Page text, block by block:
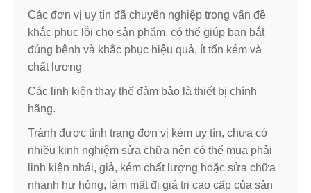
Các đơn vị uy tín đã chuyên nghiệp trong vấn đề
khắc phục lỗi cho sản phẩm, có thể giúp bạn bắt
đúng bệnh và khắc phục hiệu quả, ít tốn kém và
chất lượng
Các linh kiện thay thế đảm bảo là thiết bị chính
hãng.
Tránh được tình trạng đơn vị kém uy tín, chưa có
nhiều kinh nghiệm sửa chữa nên có thể mua phải
linh kiện nhái, giả, kém chất lượng hoặc sửa chữa
nhanh hư hỏng, làm mất đi giá trị cao cấp của sản